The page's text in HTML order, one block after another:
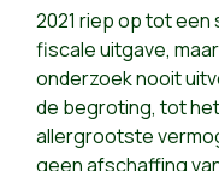
2021 riep op tot een
fiscale uitgave,
onderzoek nooit
de begroting, tot
allergrootste
geen afschaffing